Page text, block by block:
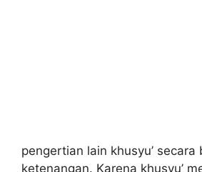
pengertian lain khusyu’ secara
ketenangan. Karena khusyu’